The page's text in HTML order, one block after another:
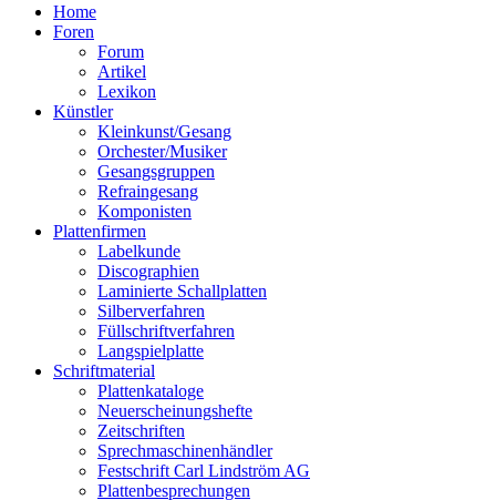
Home
Foren
Forum
Artikel
Lexikon
Künstler
Kleinkunst/Gesang
Orchester/Musiker
Gesangsgruppen
Refraingesang
Komponisten
Plattenfirmen
Labelkunde
Discographien
Laminierte Schallplatten
Silberverfahren
Füllschriftverfahren
Langspielplatte
Schriftmaterial
Plattenkataloge
Neuerscheinungshefte
Zeitschriften
Sprechmaschinenhändler
Festschrift Carl Lindström AG
Plattenbesprechungen